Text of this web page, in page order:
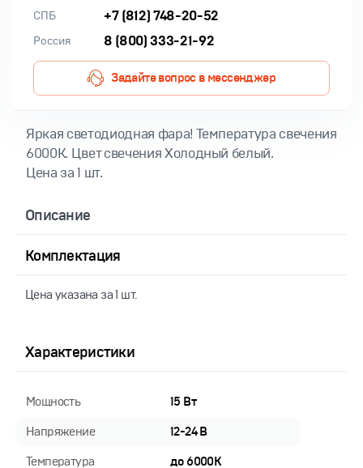
СПБ +7 (812) 748-20-52
Россия 8 (800) 333-21-92
Задайте вопрос в мессенджер
Яркая светодиодная фара! Температура свечения
6000К. Цвет свечения Холодный белый.
Цена за 1 шт.
Описание
Комплектация
Цена указана за 1 шт.
Характеристики
Мощность 15 Вт
Напряжение 12-24 В
Температура до 6000K